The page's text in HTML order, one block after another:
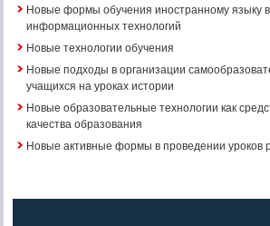
Новые формы обучения иностранному языку
информационных технологий
Новые технологии обучения
Новые подходы в организации
учащихся на уроках истории
Новые образовательные технологии как
качества образования
Новые активные формы в проведении уроков